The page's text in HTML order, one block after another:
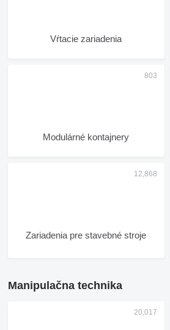
Vŕtacie zariadenia
Modulárné kontajnery
Zariadenia pre stavebné stroje
Manipulačna technika